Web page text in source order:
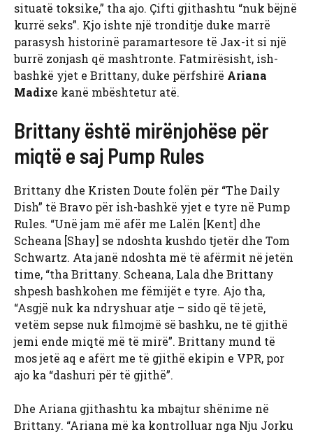
situatë toksike,” tha ajo. Çifti gjithashtu “nuk bëjnë
kurrë seks”. Kjo ishte një tronditje duke marrë
parasysh historinë paramartesore të Jax-it si një
burrë zonjash që mashtronte. Fatmirësisht, ish-
bashkë yjet e Brittany, duke përfshirë Ariana
Madixe kanë mbështetur atë.
Brittany është mirënjohëse për
miqtë e saj Pump Rules
Brittany dhe Kristen Doute folën për “The Daily
Dish” të Bravo për ish-bashkë yjet e tyre në Pump
Rules. “Unë jam më afër me Lalën [Kent] dhe
Scheana [Shay] se ndoshta kushdo tjetër dhe Tom
Schwartz. Ata janë ndoshta më të afërmit në jetën
time, “tha Brittany. Scheana, Lala dhe Brittany
shpesh bashkohen me fëmijët e tyre. Ajo tha,
“Asgjë nuk ka ndryshuar atje – sido që të jetë,
vetëm sepse nuk filmojmë së bashku, ne të gjithë
jemi ende miqtë më të mirë”. Brittany mund të
mos jetë aq e afërt me të gjithë ekipin e VPR, por
ajo ka “dashuri për të gjithë”.
Dhe Ariana gjithashtu ka mbajtur shënime në
Brittany. “Ariana më ka kontrolluar nga Nju Jorku